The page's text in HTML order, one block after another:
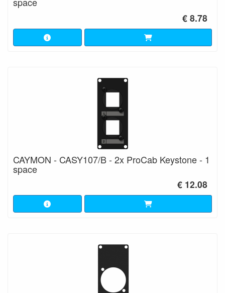
€ 8.78
CAYMON - CASY107/B - 2x ProCab Keystone - 1
space
€ 12.08